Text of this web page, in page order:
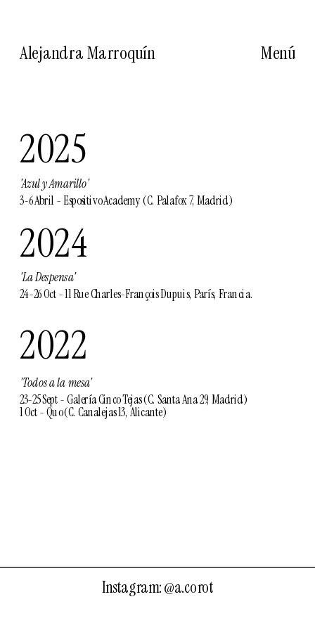
Menú
2025
'Azul y Amarillo'
3-6 Abril - Espositivo Academy (C. Palafox 7, Madrid)
2024
'La Despensa'
24-26 Oct - 11 Rue Charles-François Dupuis, París, Francia.
2022
'Todos a la mesa'
23-25 Sept - Galería Cinco Tejas (C. Santa Ana 29, Madrid)
1 Oct - Quo (C. Canalejas 13, Alicante)
Instagram: @a.corot
Alejandra Marroquín